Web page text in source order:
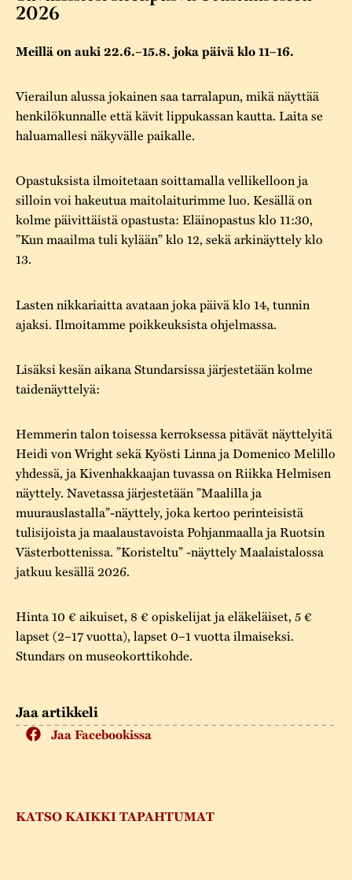
Saavutettavuus
Turvallisuus
Rakennusperintö
Museokokoelmat
Museopedagogiikka
Projektit
Markkinat
Vuosikertomukset
Vuoden Gunnar
Jaa artikkeli
Jaa Facebookissa
KATSO KAIKKI TAPAHTUMAT
2026
Meillä on auki 22.6.–15.8. joka päivä klo 11–16.
Vierailun alussa jokainen saa tarralapun, mikä näyttää
henkilökunnalle että kävit lippukassan kautta. Laita se
haluamallesi näkyvälle paikalle.
Opastuksista ilmoitetaan soittamalla vellikelloon ja
silloin voi hakeutua maitolaiturimme luo. Kesällä on
kolme päivittäistä opastusta: Eläinopastus klo 11:30,
”Kun maailma tuli kylään” klo 12, sekä arkinäyttely klo
13.
Lasten nikkariaitta avataan joka päivä klo 14, tunnin
ajaksi. Ilmoitamme poikkeuksista ohjelmassa.
Lisäksi kesän aikana Stundarsissa järjestetään kolme
taidenäyttelyä:
Hemmerin talon toisessa kerroksessa pitävät näyttelyitä
Heidi von Wright sekä Kyösti Linna ja Domenico Melillo
yhdessä, ja Kivenhakkaajan tuvassa on Riikka Helmisen
näyttely. Navetassa järjestetään ”Maalilla ja
muurauslastalla”-näyttely, joka kertoo perinteisistä
tulisijoista ja maalaustavoista Pohjanmaalla ja Ruotsin
Västerbottenissa. ”Koristeltu” -näyttely Maalaistalossa
jatkuu kesällä 2026.
Hinta 10 € aikuiset, 8 € opiskelijat ja eläkeläiset, 5 €
lapset (2–17 vuotta), lapset 0–1 vuotta ilmaiseksi.
Stundars on museokorttikohde.